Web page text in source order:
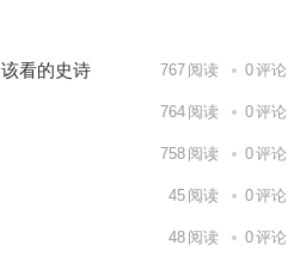
看的史诗 767 阅读 0评论
764 阅读 0评论
758 阅读 0评论
45 阅读 0评论
48 阅读 0评论